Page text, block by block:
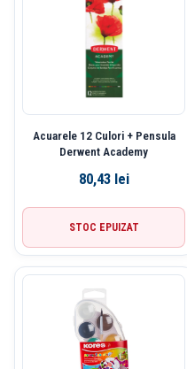
Acuarele 12 Culori + Pensula
Derwent Academy
80,43 lei
STOC EPUIZAT